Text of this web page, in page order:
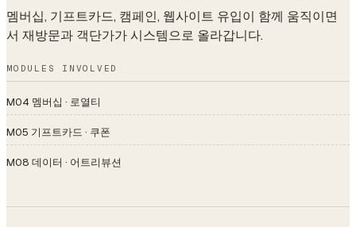
멤버십, 기프트카드, 캠페인, 웹사이트 유입이 함께 움직이면
서 재방문과 객단가가 시스템으로 올라갑니다.
MODULES INVOLVED
M04 멤버십 · 로열티
M05 기프트카드 · 쿠폰
M08 데이터 · 어트리뷰션